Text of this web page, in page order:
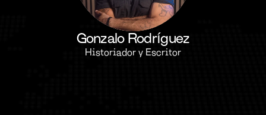
Gonzalo Rodríguez
Historiador y Escritor